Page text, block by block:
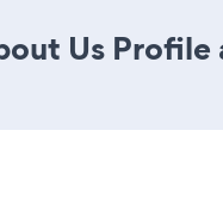
Us Profile